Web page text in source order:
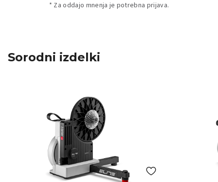
* Za oddajo mnenja je potrebna prijava.
Sorodni izdelki